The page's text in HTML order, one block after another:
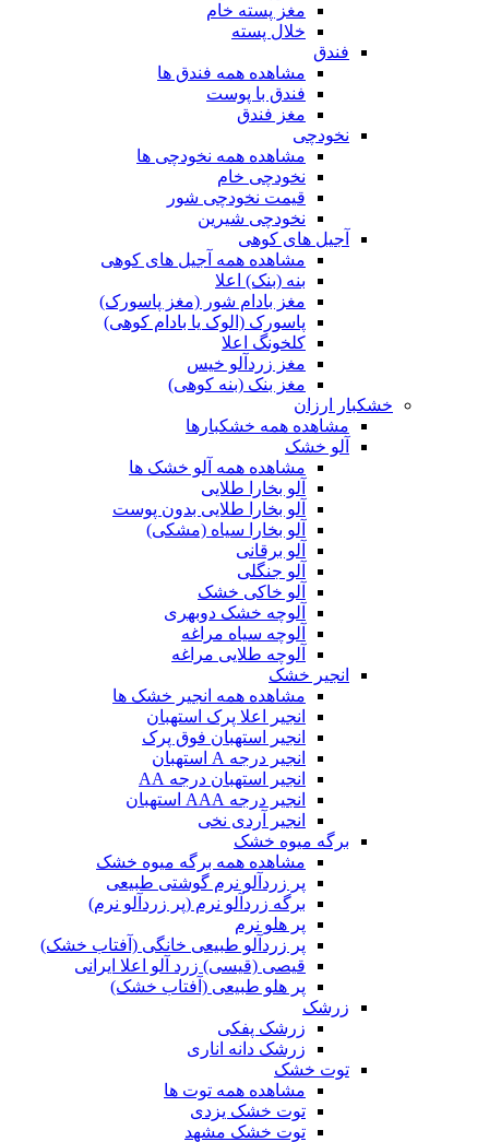
مغز پسته خام
خلال پسته
فندق
مشاهده همه فندق ها
فندق با پوست
مغز فندق
نخودچی
مشاهده همه نخودچی ها
نخودچی خام
قیمت نخودچی شور
نخودچی شیرین
آجیل های کوهی
مشاهده همه آجیل های کوهی
بنه (بنک) اعلا
مغز بادام شور (مغز پاسورک)
پاسورک (الوک یا بادام کوهی)
کلخونگ اعلا
مغز زردآلو خیس
مغز بنک (بنه کوهی)
خشکبار ارزان
مشاهده همه خشکبارها
آلو خشک
مشاهده همه آلو خشک ها
آلو بخارا طلایی
آلو بخارا طلایی بدون پوست
آلو بخارا سیاه (مشکی)
آلو برقانی
آلو جنگلی
آلو خاکی خشک
آلوچه خشک دوبهری
آلوچه سیاه مراغه
آلوچه طلایی مراغه
انجیر خشک
مشاهده همه انجیر خشک ها
انجیر اعلا پرک استهبان
انجیر استهبان فوق پرک
انجیر درجه A استهبان
انجیر استهبان درجه AA
انجیر درجه AAA استهبان
انجیر آردی نخی
برگه میوه خشک
مشاهده همه برگه میوه خشک
پر زردآلو نرم گوشتی طبیعی
برگه زردآلو نرم (پر زردآلو نرم)
پر هلو نرم
پر زردآلو طبیعی خانگی (آفتاب خشک)
قیصی (قیسی) زرد آلو اعلا ایرانی
پر هلو طبیعی (آفتاب خشک)
زرشک
زرشک پفکی
زرشک دانه اناری
توت خشک
مشاهده همه توت ها
توت خشک یزدی
توت خشک مشهد